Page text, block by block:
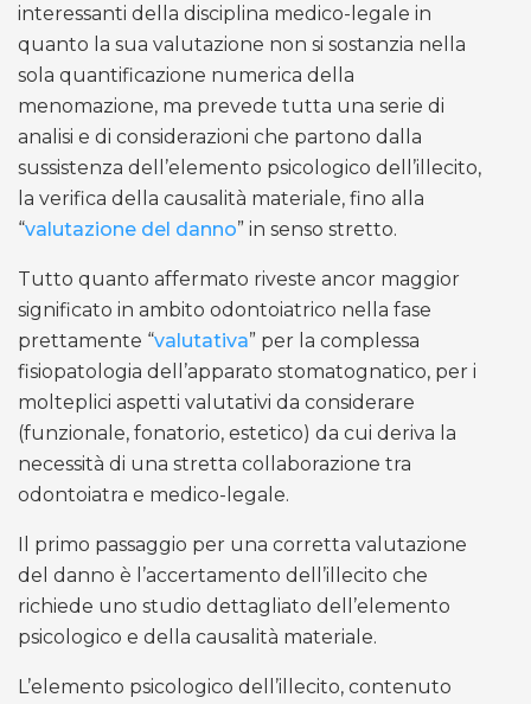
interessanti della disciplina medico-legale in
quanto la sua valutazione non si sostanzia nella
sola quantificazione numerica della
menomazione, ma prevede tutta una serie di
analisi e di considerazioni che partono dalla
sussistenza dell’elemento psicologico dell’illecito,
la verifica della causalità materiale, fino alla
“valutazione del danno” in senso stretto.
Tutto quanto affermato riveste ancor maggior
significato in ambito odontoiatrico nella fase
prettamente “valutativa” per la complessa
fisiopatologia dell’apparato stomatognatico, per i
molteplici aspetti valutativi da considerare
(funzionale, fonatorio, estetico) da cui deriva la
necessità di una stretta collaborazione tra
odontoiatra e medico-legale.
Il primo passaggio per una corretta valutazione
del danno è l’accertamento dell’illecito che
richiede uno studio dettagliato dell’elemento
psicologico e della causalità materiale.
L’elemento psicologico dell’illecito, contenuto